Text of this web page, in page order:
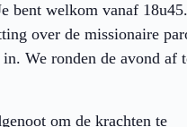
bent welkom vanaf
over de missionaire
We ronden de avond af
om de krachten te